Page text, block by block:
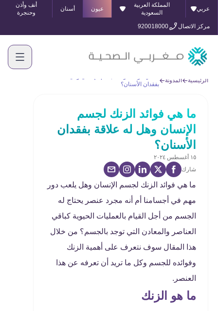
عربي
المملكة العربية
السعودية
عيون أسنان
أنف وأذن
وحنجرة
مركز الاتصال
920018000
الرئيسية المدونة
بفقدان الأسنان؟
ما هي فوائد الزنك لجسم
الإنسان وهل له علاقة بفقدان
الأسنان؟
١٥ أغسطس ٢٠٢٤
شارك
ما هي فوائد الزنك لجسم الإنسان وهل يلعب دور
مهم في أجسامنا أم أنه مجرد عنصر يحتاج له
الجسم من أجل القيام بالعمليات الحيوية كباقي
العناصر والمعادن التي توجد بالجسم؟ من خلال
هذا المقال سوف نتعرف على أهمية الزنك
وفوائده للجسم وكل ما تريد أن تعرفه عن هذا
العنصر.
ما هو الزنك